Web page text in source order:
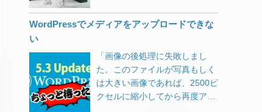
の特定アプリを使用している環
当していない場合でも多くの不
具合報告。 スタートボタンなど
が押せなり、再起動もできない
Windows Update で履歴が表示
ンを見かけますが、以下のよう
追いつかない。 CDやDVDから
データや簡単なアプリすら導入
できない。 ホストで不具合が起
きた際に全ての端末が死ぬ。
WordPressでメディアをアップロードできな
い
「画像の後処理に失敗しまし
た。このファイルが写真もしく
は大きい画像であれば、2500ピ
クセルに縮小してから再度アッ